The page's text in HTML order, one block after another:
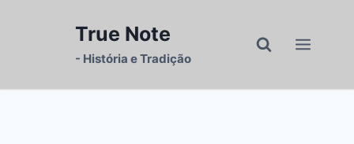
True Note
- História e Tradição